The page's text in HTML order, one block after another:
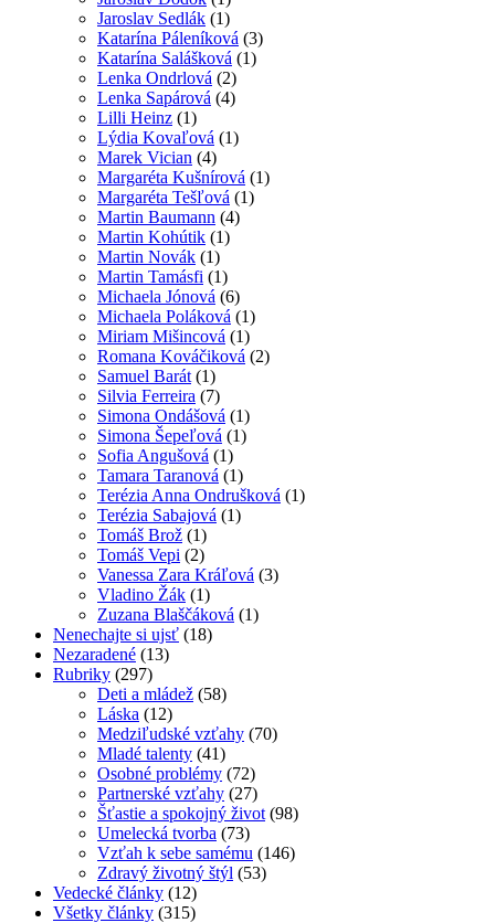
Jaroslav Sedlák (1)
Katarína Páleníková (3)
Katarína Salášková (1)
Lenka Ondrlová (2)
Lenka Sapárová (4)
Lilli Heinz (1)
Lýdia Kovaľová (1)
Marek Vician (4)
Margaréta Kušnírová (1)
Margaréta Tešľová (1)
Martin Baumann (4)
Martin Kohútik (1)
Martin Novák (1)
Martin Tamásfi (1)
Michaela Jónová (6)
Michaela Poláková (1)
Miriam Mišincová (1)
Romana Kováčiková (2)
Samuel Barát (1)
Silvia Ferreira (7)
Simona Ondášová (1)
Simona Šepeľová (1)
Sofia Angušová (1)
Tamara Taranová (1)
Terézia Anna Ondrušková (1)
Terézia Sabajová (1)
Tomáš Brož (1)
Tomáš Vepi (2)
Vanessa Zara Kráľová (3)
Vladino Žák (1)
Zuzana Blaščáková (1)
Nenechajte si ujsť (18)
Nezaradené (13)
Rubriky (297)
Deti a mládež (58)
Láska (12)
Medziľudské vzťahy (70)
Mladé talenty (41)
Osobné problémy (72)
Partnerské vzťahy (27)
Šťastie a spokojný život (98)
Umelecká tvorba (73)
Vzťah k sebe samému (146)
Zdravý životný štýl (53)
Vedecké články (12)
Všetky články (315)